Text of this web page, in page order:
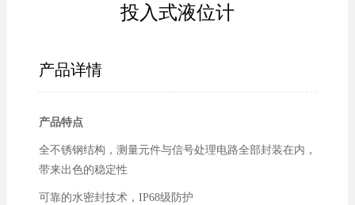
投入式液位计
产品详情
产品特点
全不锈钢结构，测量元件与信号处理电路全部封装在内，
带来出色的稳定性
可靠的水密封技术，IP68级防护